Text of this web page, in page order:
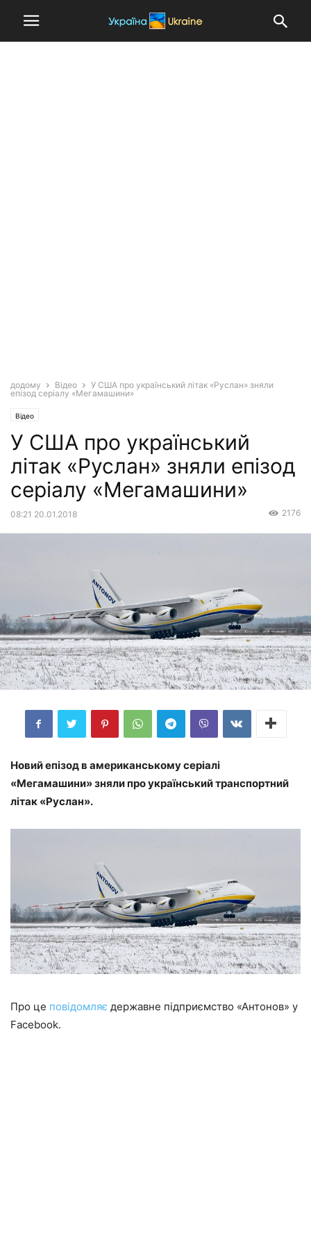
додому Відео
У США про український літак «Руслан» зняли
епізод серіалу «Мегамашини»
Відео
У США про український
літак «Руслан» зняли епізод
серіалу «Мегамашини»
08:21 20.01.2018 2176
Новий епізод в американському серіалі
«Мегамашини» зняли про український транспортний
літак «Руслан».
Про це повідомляє державне підприємство «Антонов» у
Facebook.